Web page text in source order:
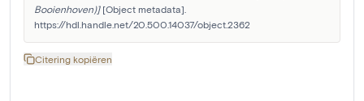
Booienhoven)] [Object metadata].
https://hdl.handle.net/20.500.14037/object.2362
Citering kopiëren